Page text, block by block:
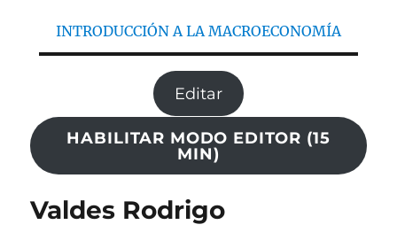
Valdes Rodrigo
INTRODUCCIÓN A LA MACROECONOMÍA
Editar
HABILITAR MODO EDITOR (15
MIN)